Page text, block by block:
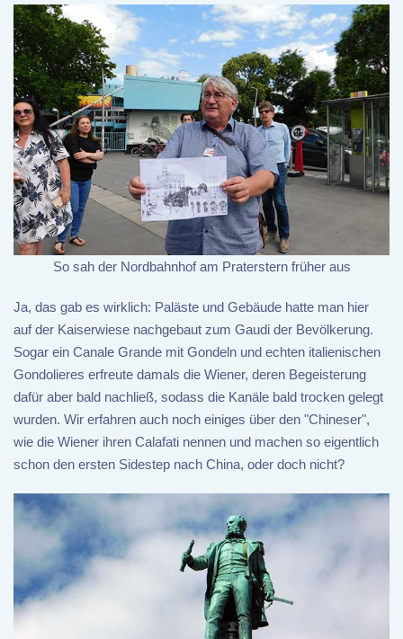
So sah der Nordbahnhof am Praterstern früher aus
Ja, das gab es wirklich: Paläste und Gebäude hatte man hier
auf der Kaiserwiese nachgebaut zum Gaudi der Bevölkerung.
Sogar ein Canale Grande mit Gondeln und echten italienischen
Gondolieres erfreute damals die Wiener, deren Begeisterung
dafür aber bald nachließ, sodass die Kanäle bald trocken gelegt
wurden. Wir erfahren auch noch einiges über den "Chineser",
wie die Wiener ihren Calafati nennen und machen so eigentlich
schon den ersten Sidestep nach China, oder doch nicht?